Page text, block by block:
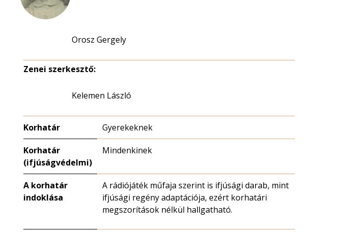
Orosz Gergely
Zenei szerkesztő:
Kelemen László
Korhatár Gyerekeknek
Korhatár
(ifjúságvédelmi)
Mindenkinek
A korhatár
indoklása
A rádiójáték műfaja szerint is ifjúsági darab, mint
ifjúsági regény adaptációja, ezért korhatári
megszorítások nélkül hallgatható.